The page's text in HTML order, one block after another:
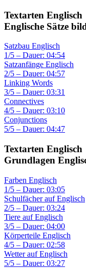
Textarten Englisch
Englische Sätze
Satzbau Englisch
1/5 – Dauer: 04:54
Satzanfänge Englisch
2/5 – Dauer: 04:57
Linking Words
3/5 – Dauer: 03:31
Connectives
4/5 – Dauer: 03:10
Conjunctions
5/5 – Dauer: 04:47
Textarten Englisch
Grundlagen
Farben Englisch
1/5 – Dauer: 03:05
Schulfächer auf Englisch
2/5 – Dauer: 03:24
Tiere auf Englisch
3/5 – Dauer: 04:00
Körperteile Englisch
4/5 – Dauer: 02:58
Wetter auf Englisch
5/5 – Dauer: 03:27